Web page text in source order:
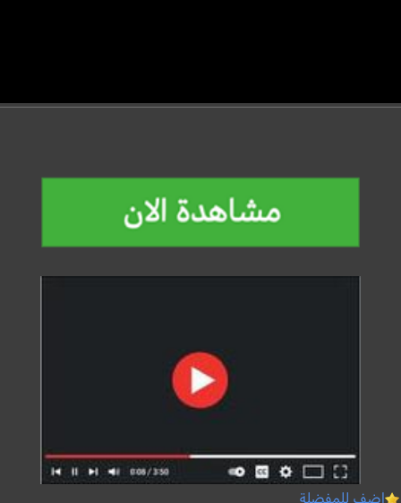
اضف للمفضلة